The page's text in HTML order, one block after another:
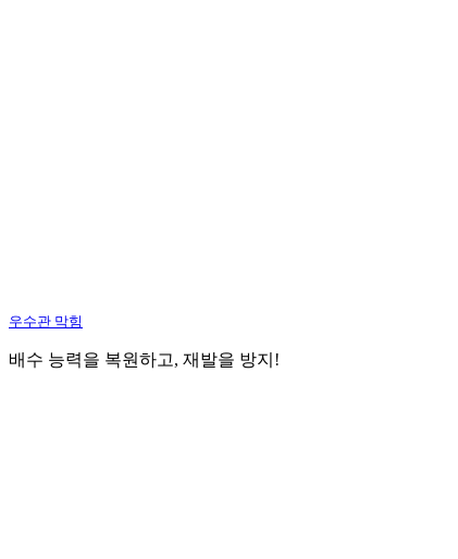
우수관 막힘
배수 능력을 복원하고, 재발을 방지!